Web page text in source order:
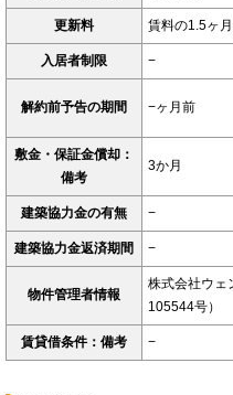
更新料 賃料の1.5ヶ
入居者制限 −
解約前予告の期間 −ヶ月前
敷金・保証金償却：
備考
3か月
建築協力金の有無 −
建築協力金返済期間 −
物件管理者情報
株式会社ウェ
105544号）
賃貸借条件：備考 −